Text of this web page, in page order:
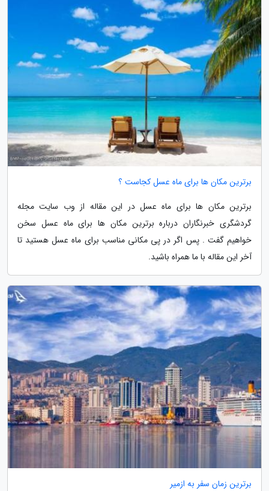
برترین مکان ها برای ماه عسل کجاست ؟
برترین مکان ها برای ماه عسل در این مقاله از وب سایت مجله
گردشگری خبرنگاران درباره برترین مکان ها برای ماه عسل سخن
خواهیم گفت . پس اگر در پی مکانی مناسب برای ماه عسل هستید تا
آخر این مقاله با ما همراه باشید.
برترین زمان سفر به ازمیر